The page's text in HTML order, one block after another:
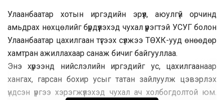
Улаанбаатар хотын иргэдийн эрүүл, аюулгүй орчинд
амьдрах нөхцөлийг бүрдүүлэхэд чухал үүрэгтэй УСУГ болон
Улаанбаатар цахилгаан түгээх сүлжээ ТӨХК-ууд өнөөдөр
хамтран ажиллахаар санаж бичиг байгууллаа.
Энэ хүрээнд нийслэлийн иргэдийг ус, цахилгаанаар
хангах, гарсан бохир усыг татан зайлуулж цэвэрлэх
үндсэн үүргээ хэрэгжүүлэхэд чухал ач холбогдолтой юм.